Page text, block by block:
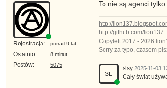
Rejestracja: ponad 9 lat
Ostatnio: 8 minut
Postów: 5075
To nie są agenci
http://
http://github.com/lion137
Copyleft 2017 - 2026
Sorry za typo, czasem
SL
slsy 2025-11-03
Cały świat